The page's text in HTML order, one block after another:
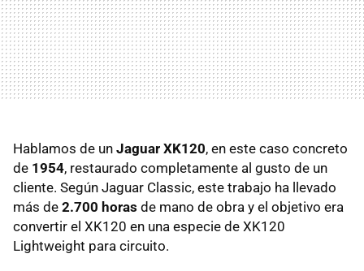
Hablamos de un Jaguar XK120, en este caso concreto
de 1954, restaurado completamente al gusto de un
cliente. Según Jaguar Classic, este trabajo ha llevado
más de 2.700 horas de mano de obra y el objetivo era
convertir el XK120 en una especie de XK120
Lightweight para circuito.